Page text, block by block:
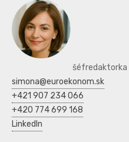
šéfredaktorka
simona@euroekonom.sk
+421 907 234 066
+420 774 699 168
LinkedIn